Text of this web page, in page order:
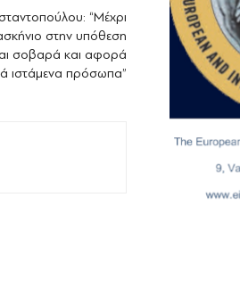
“Μέχρι
στην υπόθεση
σοβαρά και αφορά
ιστάμενα πρόσωπα”